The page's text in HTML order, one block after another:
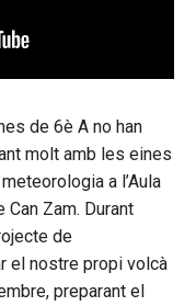
de 6è A no han
molt amb les eines
a l’Aula
Zam. Durant
de
el nostre propi volcà
preparant el